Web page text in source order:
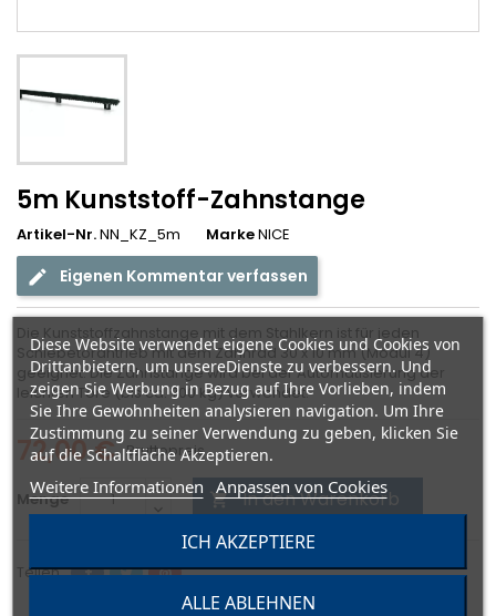
5m Kunststoff-Zahnstange
Artikel-Nr.NN_KZ_5m MarkeNICE
Eigenen Kommentar verfassen
Die Kunststoffzahnstange mit dem Stahlkern ist für jeden
Schiebetorantrieb mit dem Zahnrad 30 x 10 mm (Modul 4)
geeignet. Die Zahnstange wird bei der Automatisierung der
leichten Tore (bis ca. 700 kg) verwendet.
72,00 € Bruttopreis
Menge  In den Warenkorb
Teilen
Diese Website verwendet eigene Cookies und Cookies von
Drittanbietern, um unsereDienste zu verbessern. Und
zeigen Sie Werbung in Bezug auf Ihre Vorlieben, indem
Sie Ihre Gewohnheiten analysieren navigation. Um Ihre
Zustimmung zu seiner Verwendung zu geben, klicken Sie
auf die Schaltfläche Akzeptieren.
Weitere Informationen Anpassen von Cookies
ALLE ABLEHNEN
ICH AKZEPTIERE